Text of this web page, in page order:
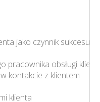
jako czynnik sukcesu
pracownika obsługi
kontakcie z klientem
klienta